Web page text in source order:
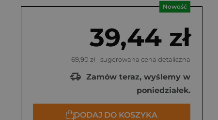
Nowość
39,44 zł
69,90 zł - sugerowana cena detaliczna
Zamów teraz, wyślemy w
poniedziałek.
DODAJ DO KOSZYKA